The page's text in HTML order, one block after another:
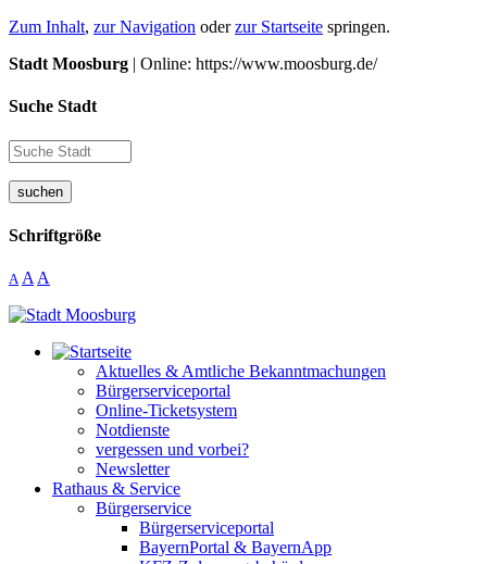
Zum Inhalt, zur Navigation oderzur Startseite springen.
Stadt Moosburg | Online: https://www.moosburg.de/
Suche Stadt
suchen
Schriftgröße
A A A
Aktuelles & Amtliche Bekanntmachungen
Bürgerserviceportal
Online-Ticketsystem
Notdienste
vergessen und vorbei?
Newsletter
Rathaus & Service
Bürgerservice
Bürgerserviceportal
BayernPortal & BayernApp